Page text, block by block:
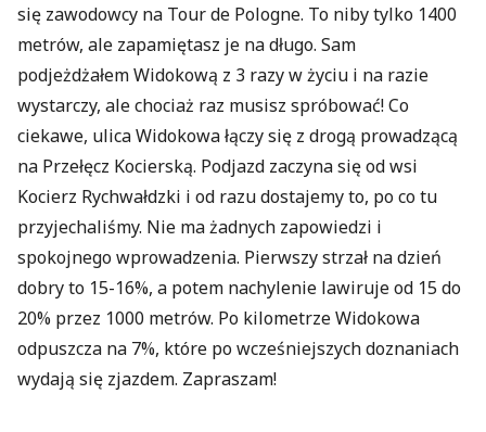
się zawodowcy na Tour de Pologne. To niby tylko 1400
metrów, ale zapamiętasz je na długo. Sam
podjeżdżałem Widokową z 3 razy w życiu i na razie
wystarczy, ale chociaż raz musisz spróbować! Co
ciekawe, ulica Widokowa łączy się z drogą prowadzącą
na Przełęcz Kocierską. Podjazd zaczyna się od wsi
Kocierz Rychwałdzki i od razu dostajemy to, po co tu
przyjechaliśmy. Nie ma żadnych zapowiedzi i
spokojnego wprowadzenia. Pierwszy strzał na dzień
dobry to 15-16%, a potem nachylenie lawiruje od 15 do
20% przez 1000 metrów. Po kilometrze Widokowa
odpuszcza na 7%, które po wcześniejszych doznaniach
wydają się zjazdem. Zapraszam!